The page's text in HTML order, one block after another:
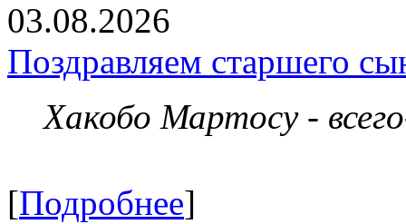
03.08.2026
Поздравляем старшего
Хакобо Мартосу -
[Подробнее]